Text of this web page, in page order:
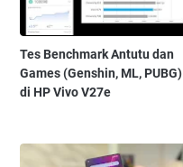
Tes Benchmark Antutu dan
Games (Genshin, ML, PUBG)
di HP Vivo V27e